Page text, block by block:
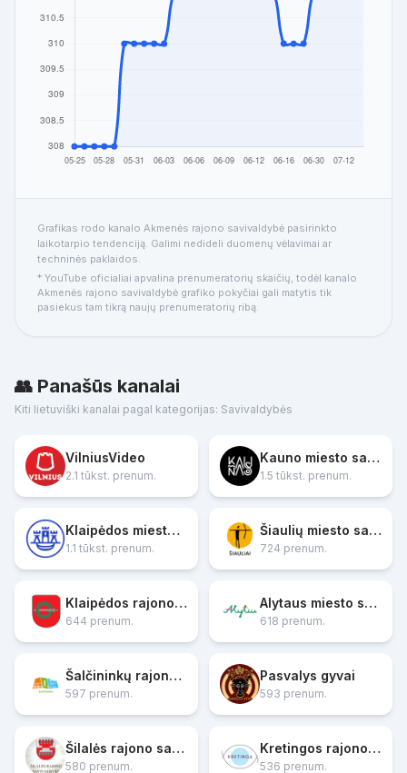
Grafikas rodo kanalo Akmenės rajono savivaldybė pasirinkto
laikotarpio tendenciją. Galimi nedideli duomenų vėlavimai ar
techninės paklaidos.
* YouTube oficialiai apvalina prenumeratorių skaičių, todėl kanalo
Akmenės rajono savivaldybė grafiko pokyčiai gali matytis tik
pasiekus tam tikrą naujų prenumeratorių ribą.
👥 Panašūs kanalai
Kiti lietuviški kanalai pagal kategorijas: Savivaldybės
VilniusVideo
2.1 tūkst. prenum.
Kauno miesto savivaldybė
1.5 tūkst. prenum.
Klaipėdos miesto savivaldybė
1.1 tūkst. prenum.
Šiaulių miesto savivaldybė
724 prenum.
Klaipėdos rajono savivaldybė
644 prenum.
Alytaus miesto savivaldybės administracija
618 prenum.
Šalčininkų rajono savivaldybė
597 prenum.
Pasvalys gyvai
593 prenum.
Šilalės rajono savivaldybė
580 prenum.
Kretingos rajono savivaldybė
536 prenum.